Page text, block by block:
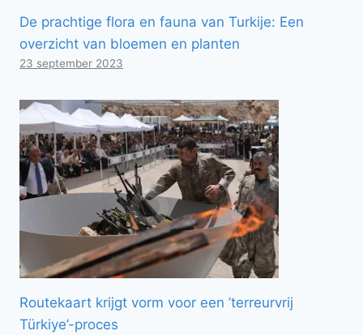
De prachtige flora en fauna van Turkije: Een
overzicht van bloemen en planten
23 september 2023
Routekaart krijgt vorm voor een ’terreurvrij
Türkiye’-proces